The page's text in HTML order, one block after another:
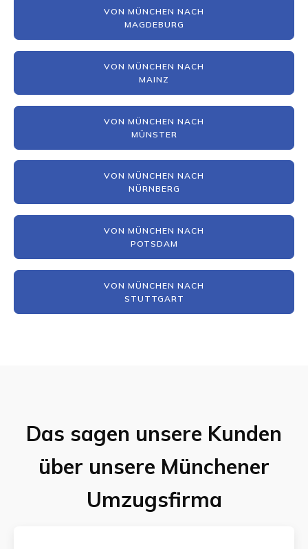
VON MÜNCHEN NACH
MAGDEBURG
VON MÜNCHEN NACH
MAINZ
VON MÜNCHEN NACH
MÜNSTER
VON MÜNCHEN NACH
NÜRNBERG
VON MÜNCHEN NACH
POTSDAM
VON MÜNCHEN NACH
STUTTGART
Das sagen unsere Kunden
über unsere Münchener
Umzugsfirma